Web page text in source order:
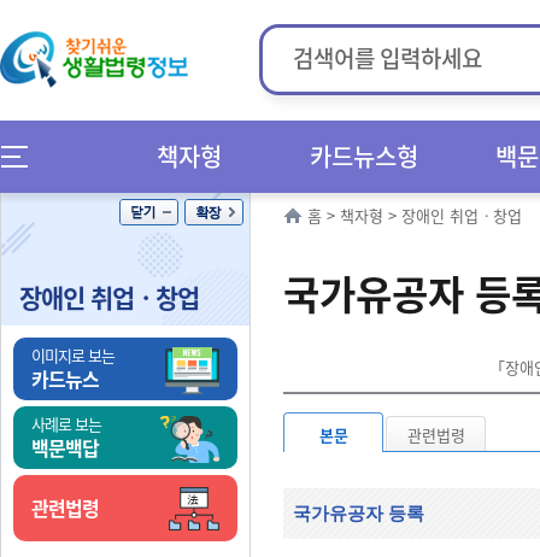
책자형 카드뉴스형 백
장애인 취업ㆍ창업
이미지로 보는
카드뉴스
사례로 보는
백문백답
관련법령
홈 > 책자형 > 장애인 취업ㆍ창업
국가유공자 등
「장
본문 관련법령
국가유공자 등록